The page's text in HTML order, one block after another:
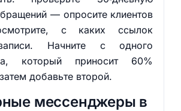
— опросите клиентов
с каких ссылок
Начните с одного
который приносит 60%
добавьте второй.
мессенджеры в